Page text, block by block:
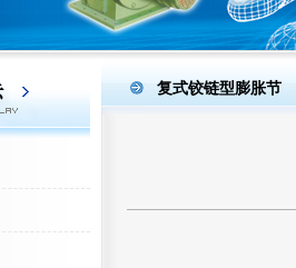
复式铰链型膨胀节